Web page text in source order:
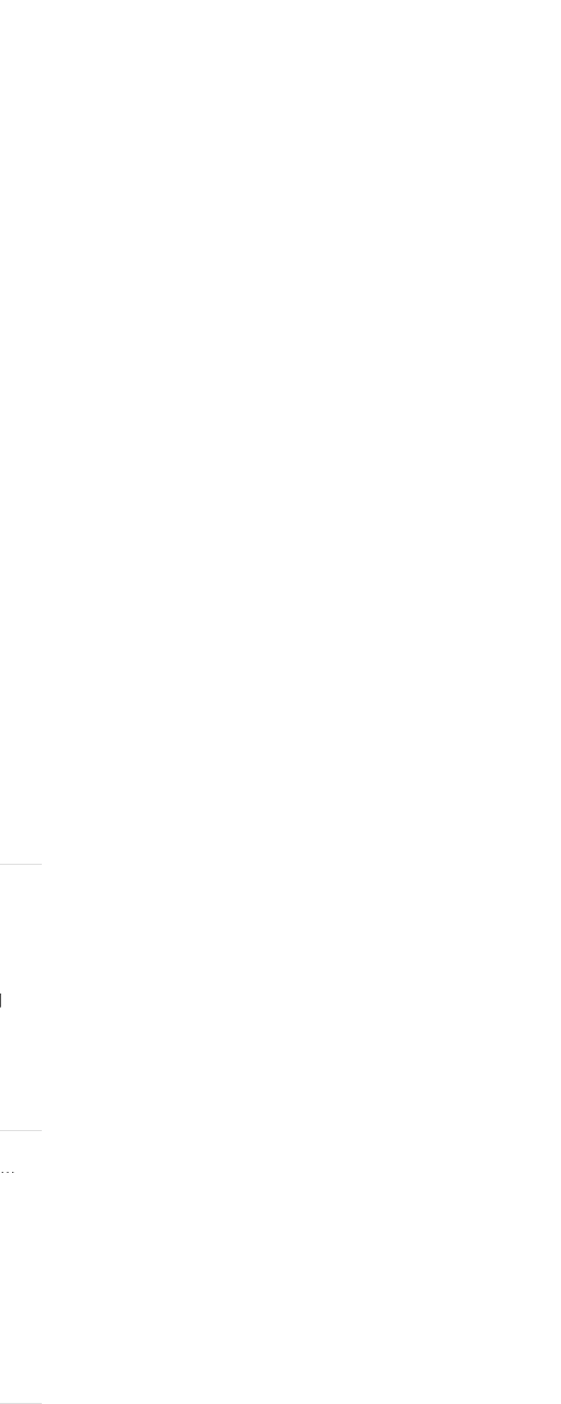
全国2024年4月自学考试经济法概论（财经类）试题&#32;&#32;